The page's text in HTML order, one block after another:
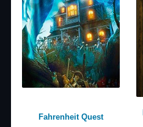
Fahrenheit Quest